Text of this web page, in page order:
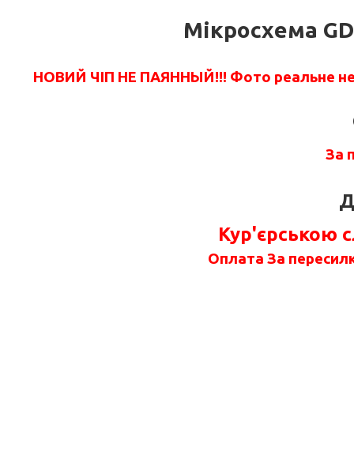
Мікросхема
НОВИЙ ЧІП НЕ ПАЯННЫЙ!!! Фото реальне
За
Кур'єрською
Оплата За